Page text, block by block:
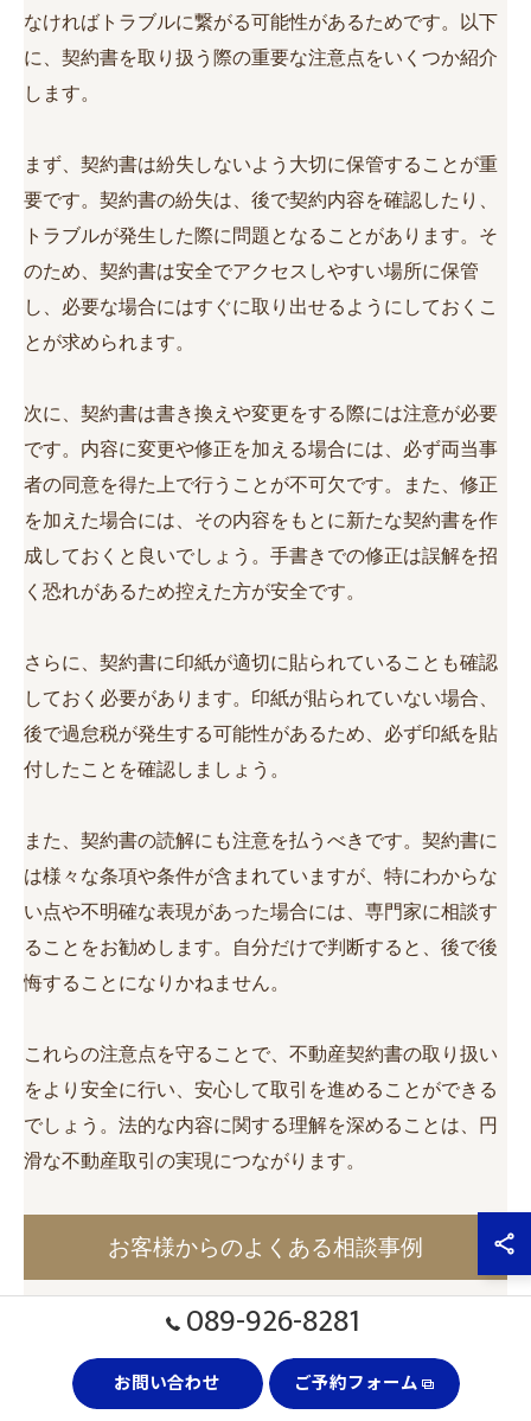
なければトラブルに繋がる可能性があるためです。以下
に、契約書を取り扱う際の重要な注意点をいくつか紹介
します。
まず、契約書は紛失しないよう大切に保管することが重
要です。契約書の紛失は、後で契約内容を確認したり、
トラブルが発生した際に問題となることがあります。そ
のため、契約書は安全でアクセスしやすい場所に保管
し、必要な場合にはすぐに取り出せるようにしておくこ
とが求められます。
次に、契約書は書き換えや変更をする際には注意が必要
です。内容に変更や修正を加える場合には、必ず両当事
者の同意を得た上で行うことが不可欠です。また、修正
を加えた場合には、その内容をもとに新たな契約書を作
成しておくと良いでしょう。手書きでの修正は誤解を招
く恐れがあるため控えた方が安全です。
さらに、契約書に印紙が適切に貼られていることも確認
しておく必要があります。印紙が貼られていない場合、
後で過怠税が発生する可能性があるため、必ず印紙を貼
付したことを確認しましょう。
また、契約書の読解にも注意を払うべきです。契約書に
は様々な条項や条件が含まれていますが、特にわからな
い点や不明確な表現があった場合には、専門家に相談す
ることをお勧めします。自分だけで判断すると、後で後
悔することになりかねません。
これらの注意点を守ることで、不動産契約書の取り扱い
をより安全に行い、安心して取引を進めることができる
でしょう。法的な内容に関する理解を深めることは、円
滑な不動産取引の実現につながります。
お客様からのよくある相談事例
不動産の契約に関する相談は多様です。印紙に関する相
談も増えています。実際のお客様からの相談事例をもと
に、よくある質問にお答えします。
089-926-8281
お問い合わせ ご予約フォーム